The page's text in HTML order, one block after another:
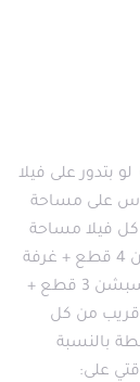
بتدور على فيلا
على مساحة
🏡 كل فيلا مساحة
300م نص تشطيب ✨ 📍 الدور الأرضي: ريسبشن 4 قطع + غرفة
+ حمام + سلم خارجي للجاردن 📍 الدور الثاني: ريسبشن 3 قطع +
قريب من كل
بالنسبة
على: